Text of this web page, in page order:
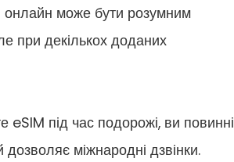
може бути розумним
при декількох доданих
під час подорожі, ви повинні
міжнародні дзвінки.